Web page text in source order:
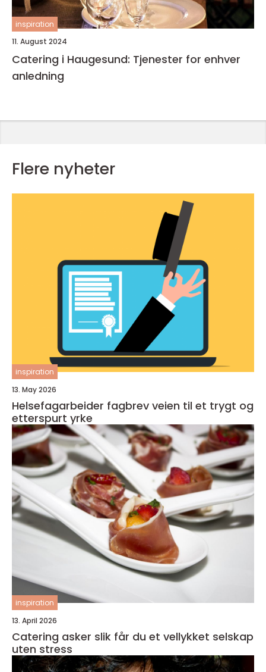
inspiration
11. August 2024
Catering i Haugesund: Tjenester for enhver
anledning
Flere nyheter
inspiration
13. May 2026
Helsefagarbeider fagbrev veien til et trygt og
etterspurt yrke
inspiration
13. April 2026
Catering asker slik får du et vellykket selskap
uten stress